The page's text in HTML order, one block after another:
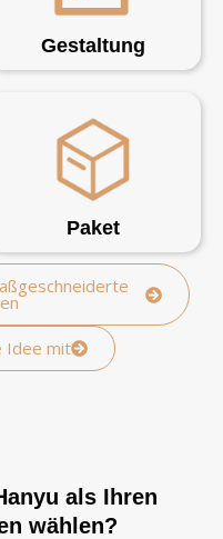
Gestaltung
Paket
Idee mit
als Ihren
wählen?